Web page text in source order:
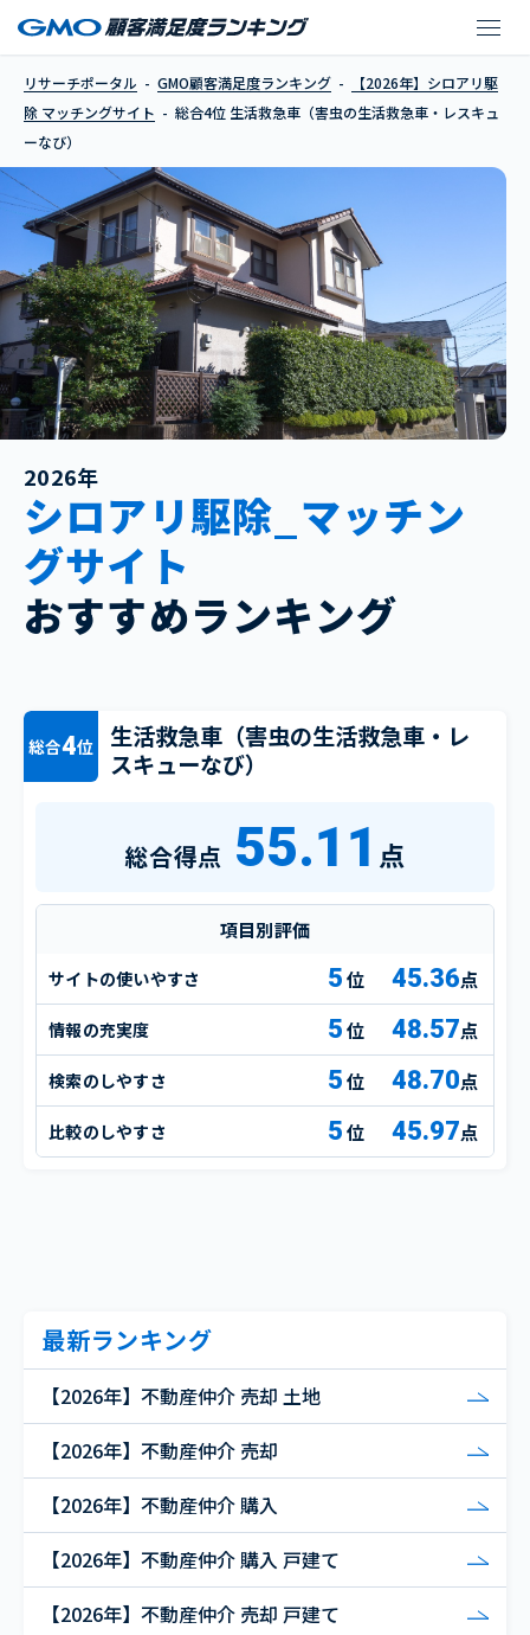
生活救急車（害虫の生
リサーチポータル GMO顧客満足度ランキング
【2026年】シロアリ駆
除 マッチングサイト
総合4位 生活救急車（害虫の生活救急車・レスキュ
ーなび）
2026年
シロアリ駆除_マッチン
グサイト
おすすめランキング
総合4位
生活救急車（害虫の生活救急車・レ
スキューなび）
総合得点 55.11 点
項目別評価
サイトの使いやすさ 5 45.36点
情報の充実度 5 48.57点
検索のしやすさ 5 48.70点
比較のしやすさ 5 45.97点
最新ランキング
【2026年】不動産仲介 売却 土地
【2026年】不動産仲介 売却
【2026年】不動産仲介 購入
【2026年】不動産仲介 購入 戸建て
【2026年】不動産仲介 売却 戸建て